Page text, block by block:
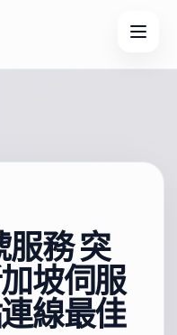
務 突
坡伺服
線最佳